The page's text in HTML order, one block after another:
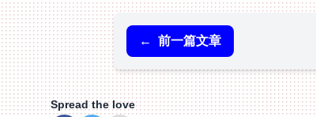
← 前一篇文章
Spread the love